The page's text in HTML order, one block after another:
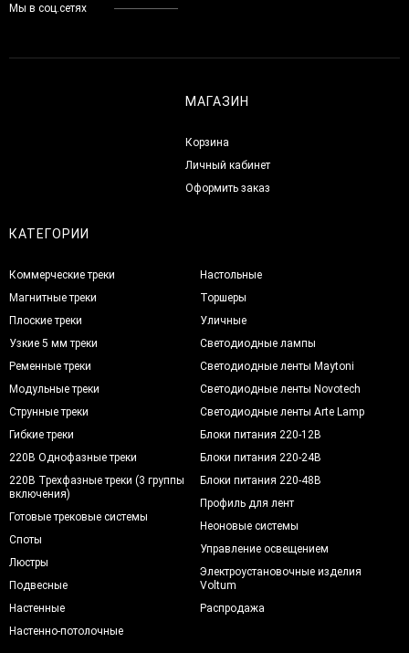
Мы в соц.сетях
МАГАЗИН
Корзина
Личный кабинет
Оформить заказ
КАТЕГОРИИ
Коммерческие треки
Магнитные треки
Плоские треки
Узкие 5 мм треки
Ременные треки
Модульные треки
Струнные треки
Гибкие треки
220В Однофазные треки
220В Трехфазные треки (3 группы
включения)
Готовые трековые системы
Споты
Люстры
Подвесные
Настенные
Настенно-потолочные
Настольные
Торшеры
Уличные
Светодиодные лампы
Светодиодные ленты Maytoni
Светодиодные ленты Novotech
Светодиодные ленты Arte Lamp
Блоки питания 220-12В
Блоки питания 220-24В
Блоки питания 220-48В
Профиль для лент
Неоновые системы
Управление освещением
Электроустановочные изделия
Voltum
Распродажа